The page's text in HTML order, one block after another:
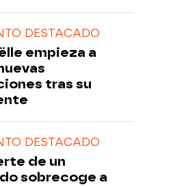
DESTACADO
empieza a
tras su
DESTACADO
de un
sobrecoge a